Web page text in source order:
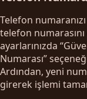
Telefon
telefon
ayarlarınızda
Numarası”
Ardından, yeni
girerek işlemi